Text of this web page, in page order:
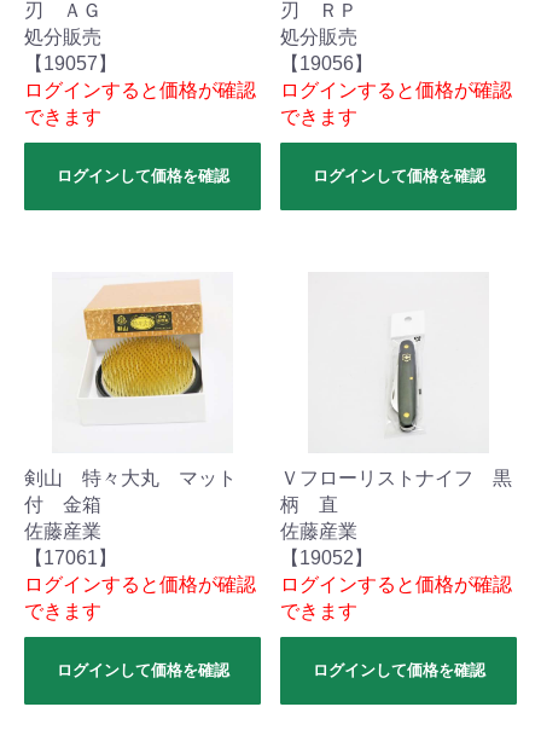
刃 ＡＧ
処分販売
【19057】
ログインすると価格が確認
できます
ログインして価格を確認
刃 ＲＰ
処分販売
【19056】
ログインすると価格が確認
できます
ログインして価格を確認
剣山 特々大丸 マット
付 金箱
佐藤産業
【17061】
ログインすると価格が確認
できます
ログインして価格を確認
Ｖフローリストナイフ 黒
柄 直
佐藤産業
【19052】
ログインすると価格が確認
できます
ログインして価格を確認